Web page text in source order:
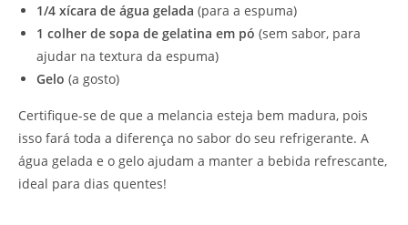
1/4 xícara de água gelada (para a espuma)
1 colher de sopa de gelatina em pó (sem sabor, para
ajudar na textura da espuma)
Gelo (a gosto)
Certifique-se de que a melancia esteja bem madura, pois
isso fará toda a diferença no sabor do seu refrigerante. A
água gelada e o gelo ajudam a manter a bebida refrescante,
ideal para dias quentes!